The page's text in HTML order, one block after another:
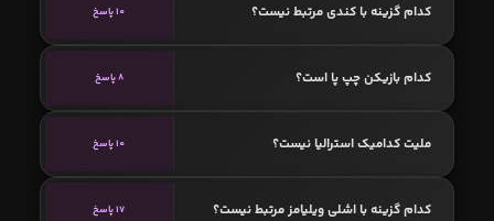
کدام گزینه با کندی مرتبط نیست؟ 10 پاسخ
کدام بازیکن چپ پا است؟ 8 پاسخ
ملیت کدامیک استرالیا نیست؟ 10 پاسخ
کدام گزینه با اشلی ویلیامز مرتبط نیست؟ 17 پاسخ